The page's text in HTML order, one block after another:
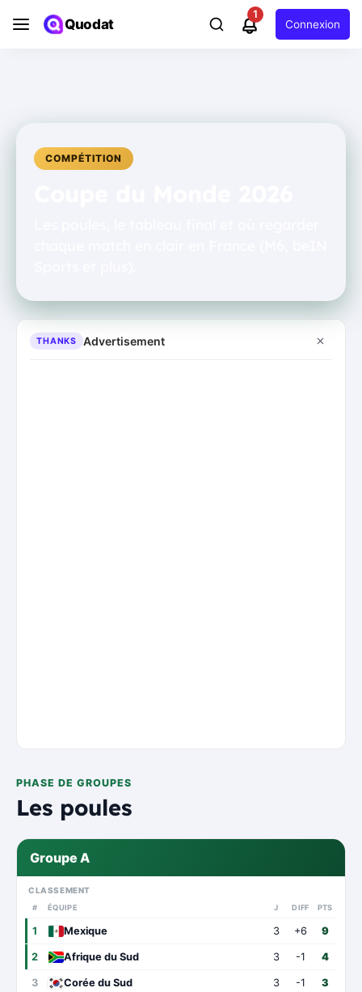
Quodat
1
Connexion
COMPÉTITION
THANKS Advertisement
PHASE DE GROUPES
Les poules
Groupe A
CLASSEMENT
# ÉQUIPE J DIFF PTS
1 Mexique 3 +6 9
2 Afrique du Sud 3 -1 4
3 Corée du Sud 3 -1 3